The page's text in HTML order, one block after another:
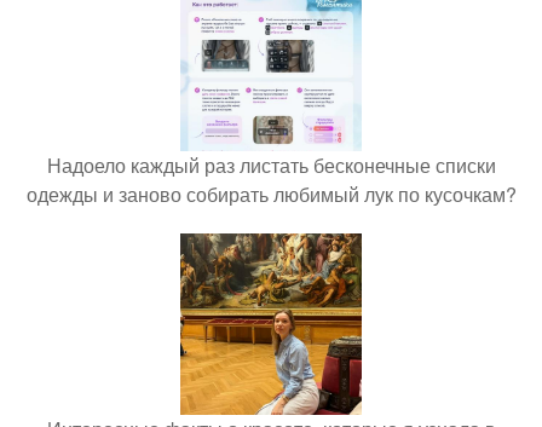
Надоело каждый раз листать бесконечные списки
одежды и заново собирать любимый лук по кусочкам?